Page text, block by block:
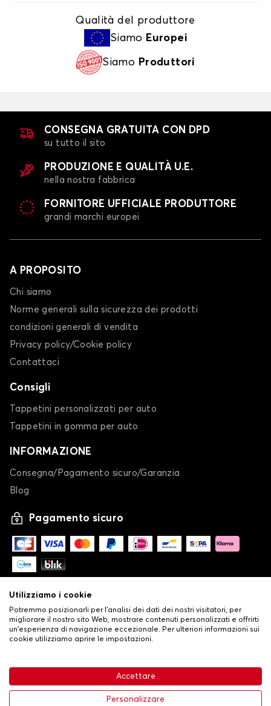
26,24 € Aggiungi al carrello
Qualità del produttore
Siamo Europei
Siamo Produttori
CONSEGNA GRATUITA CON DPD
su tutto il sito
PRODUZIONE E QUALITÀ U.E.
nella nostra fabbrica
FORNITORE UFFICIALE PRODUTTORE
grandi marchi europei
A PROPOSITO
Chi siamo
Norme generali sulla sicurezza dei prodotti
condizioni generali di vendita
Privacy policy/Cookie policy
Contattaci
Consigli
Tappetini personalizzati per auto
Tappetini in gomma per auto
INFORMAZIONE
Consegna/Pagamento sicuro/Garanzia
Blog
Pagamento sicuro
Condizioni generali di vendita•
Politica sulla privacy e sui cookie•Livraison
Utilizziamo i cookie
Potremmo posizionarli per l'analisi dei dati dei nostri visitatori, per
migliorare il nostro sito Web, mostrare contenuti personalizzati e offrirti
un'esperienza di navigazione eccezionale. Per ulteriori informazioni sui
cookie utilizziamo aprire le impostazioni.
Accettare
Personalizzare